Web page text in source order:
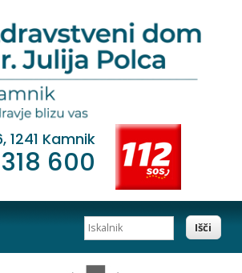
1241 Kamnik
600
Iskalnik